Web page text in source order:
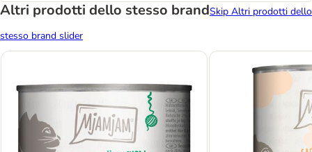
Altri prodotti dello stesso brandSkip Altri prodotti dello
stesso brand slider